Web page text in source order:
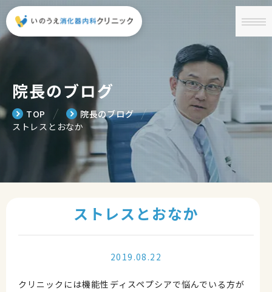
院長のブログ
TOP ╱ 院長のブログ ╱
ストレスとおなか
ストレスとおなか
2019.08.22
クリニックには機能性ディスペプシアで悩んでいる方が